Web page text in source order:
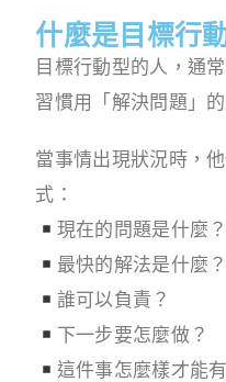
什麼是目標行
目標行動型的人，通
習慣用「解決問題」
當事情出現狀況時，
式：
現在的問題是什麼？
最快的解法是什麼？
誰可以負責？
下一步要怎麼做？
這件事怎麼樣才能